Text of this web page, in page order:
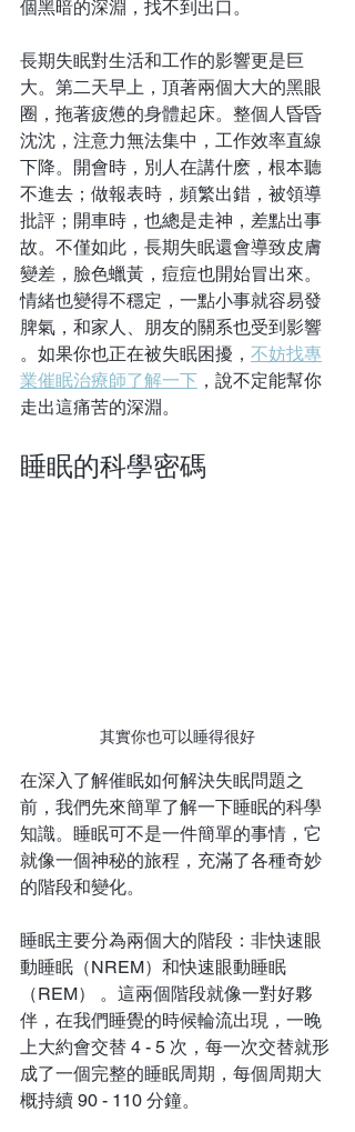
個黑暗的深淵，找不到出口。
長期失眠對生活和工作的影響更是巨
大。第二天早上，頂著兩個大大的黑眼
圈，拖著疲憊的身體起床。整個人昏昏
沈沈，注意力無法集中，工作效率直線
下降。開會時，別人在講什麽，根本聽
不進去；做報表時，頻繁出錯，被領導
批評；開車時，也總是走神，差點出事
故。不僅如此，長期失眠還會導致皮膚
變差，臉色蠟黃，痘痘也開始冒出來。
情緒也變得不穩定，一點小事就容易發
脾氣，和家人、朋友的關系也受到影響
。如果你也正在被失眠困擾， 不妨找專
業催眠治療師了解一下 ，說不定能幫你
走出這痛苦的深淵。
睡眠的科學密碼
其實你也可以睡得很好
在深入了解催眠如何解決失眠問題之
前，我們先來簡單了解一下睡眠的科學
知識。睡眠可不是一件簡單的事情，它
就像一個神秘的旅程，充滿了各種奇妙
的階段和變化。
睡眠主要分為兩個大的階段：非快速眼
動睡眠（NREM）和快速眼動睡眠
（REM） 。這兩個階段就像一對好夥
伴，在我們睡覺的時候輪流出現，一晚
上大約會交替 4 - 5 次，每一次交替就形
成了一個完整的睡眠周期，每個周期大
概持續 90 - 110 分鐘。